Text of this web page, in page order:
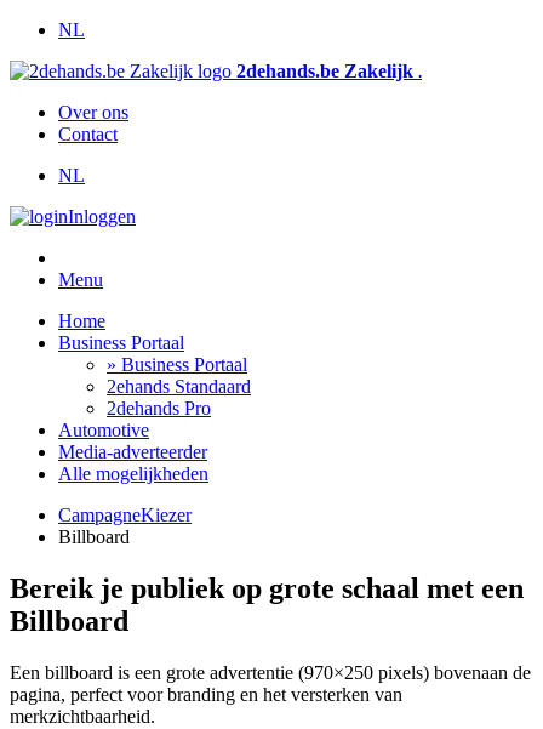
NL
2dehands.be Zakelijk .
Over ons
Contact
NL
Inloggen
Menu
Home
Business Portaal
» Business Portaal
2ehands Standaard
2dehands Pro
Automotive
Media-adverteerder
Alle mogelijkheden
CampagneKiezer
Billboard
Bereik je publiek op grote schaal met een
Billboard
Een billboard is een grote advertentie (970×250 pixels) bovenaan de
pagina, perfect voor branding en het versterken van
merkzichtbaarheid.